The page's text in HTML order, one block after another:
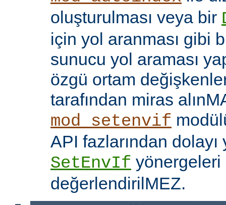
oluşturulması veya bir
için yol aranması gibi
sunucu yol araması
özgü ortam
tarafından miras
mod_setenvif
API fazlarından
SetEnvIf yönergeleri
değerlendirilMEZ.